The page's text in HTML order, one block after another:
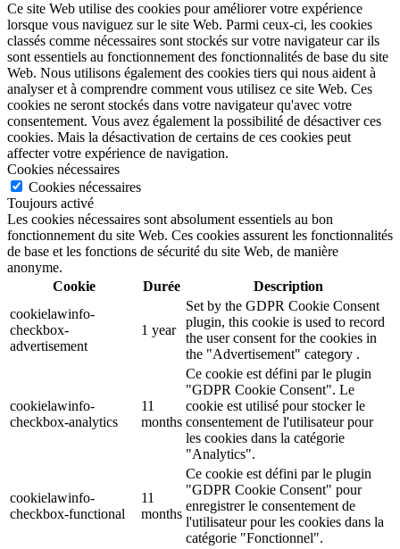
Ce site Web utilise des cookies pour améliorer votre expérience
lorsque vous naviguez sur le site Web. Parmi ceux-ci, les cookies
classés comme nécessaires sont stockés sur votre navigateur car ils
sont essentiels au fonctionnement des fonctionnalités de base du site
Web. Nous utilisons également des cookies tiers qui nous aident à
analyser et à comprendre comment vous utilisez ce site Web. Ces
cookies ne seront stockés dans votre navigateur qu'avec votre
consentement. Vous avez également la possibilité de désactiver ces
cookies. Mais la désactivation de certains de ces cookies peut
affecter votre expérience de navigation.
Cookies nécessaires
Cookies nécessaires
Toujours activé
Les cookies nécessaires sont absolument essentiels au bon
fonctionnement du site Web. Ces cookies assurent les fonctionnalités
de base et les fonctions de sécurité du site Web, de manière
anonyme.
Cookie
Durée
Description
cookielawinfo-
checkbox-
advertisement
1 year
Set by the GDPR Cookie Consent
plugin, this cookie is used to record
the user consent for the cookies in
the "Advertisement" category .
cookielawinfo-
checkbox-analytics
11
months
Ce cookie est défini par le plugin
"GDPR Cookie Consent". Le
cookie est utilisé pour stocker le
consentement de l'utilisateur pour
les cookies dans la catégorie
"Analytics".
cookielawinfo-
checkbox-functional
11
months
Ce cookie est défini par le plugin
"GDPR Cookie Consent" pour
enregistrer le consentement de
l'utilisateur pour les cookies dans la
catégorie "Fonctionnel".